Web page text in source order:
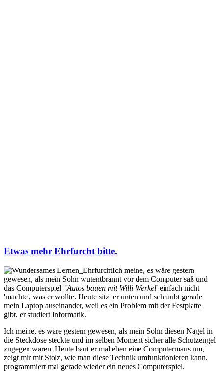
Etwas mehr Ehrfurcht bitte.
Ich meine, es wäre gestern
gewesen, als mein Sohn wutentbrannt vor dem Computer saß und
das Computerspiel 'Autos bauen mit Willi Werkel' einfach nicht
'machte', was er wollte. Heute sitzt er unten und schraubt gerade
mein Laptop auseinander, weil es ein Problem mit der Festplatte
gibt, er studiert Informatik.
Ich meine, es wäre gestern gewesen, als mein Sohn diesen Nagel in
die Steckdose steckte und im selben Moment sicher alle Schutzengel
zugegen waren. Heute baut er mal eben eine Computermaus um,
zeigt mir mit Stolz, wie man diese Technik umfunktionieren kann,
programmiert mal gerade wieder ein neues Computerspiel.